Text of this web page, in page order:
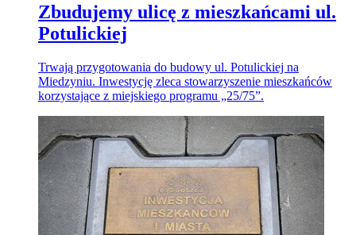
Zbudujemy ulicę z mieszkańcami ul.
Potulickiej
Trwają przygotowania do budowy ul. Potulickiej na
Miedzyniu. Inwestycję zleca stowarzyszenie mieszkańców
korzystające z miejskiego programu „25/75”.